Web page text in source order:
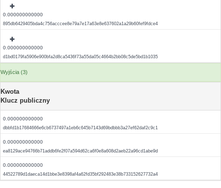
0.000000000000
895db6429405bda4c756acccee8e79a7e17a63e8e637602a1a29b60fef9fdce4
0.000000000000
d1bd0179fa5906e900bfa2d8ca5436f73a55da05c4664b2bb08c5de5bd1b1035
Wyjścia (3)
Kwota
Klucz publiczny
0.000000000000
dbbfd1b17684666e6cb6737497a1eb6c645b7143d69bdbbb3a27ef62daf2c9c1
0.000000000000
ea8129ace94766b71addb6fe2f07a594d62ca6f0e8a608d2aeb22a96cd1abe9d
0.000000000000
44522789d1daeca14d1bbe3e8398af4a62fd35bf292483e38b733152627732a4